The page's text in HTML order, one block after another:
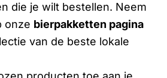
die je wilt bestellen. Neem
onze bierpakketten pagina
van de beste lokale